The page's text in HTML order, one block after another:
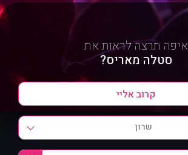
איפה תרצה לראות את
סטלה מאריס?
שרון